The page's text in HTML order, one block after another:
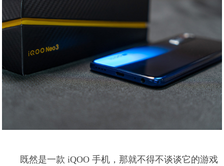
既然是一款 iQOO 手机，那就不得不谈谈它的游戏